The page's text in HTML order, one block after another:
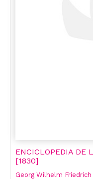
ENCICLOPEDIA DE
[1830]
Georg Wilhelm Friedrich